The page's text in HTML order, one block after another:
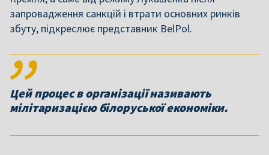
запровадження санкцій і втрати основних ринків
збуту, підкреслює представник BelPol.
Цей процес в організації називають
мілітаризацією білоруської економіки.